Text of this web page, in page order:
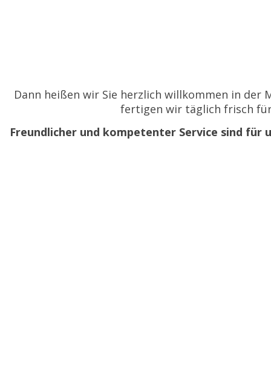
Dann heißen wir Sie herzlich willkommen in der
fertigen wir täglich frisch
Freundlicher und kompetenter Service sind für